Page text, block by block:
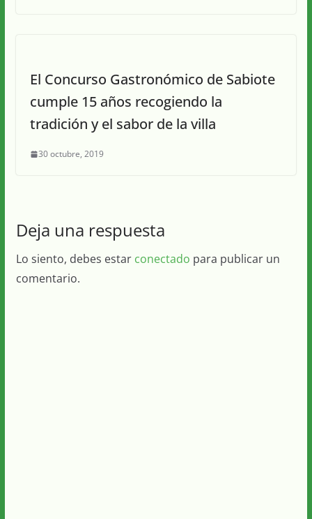
El Concurso Gastronómico de Sabiote
cumple 15 años recogiendo la
tradición y el sabor de la villa
30 octubre, 2019
Deja una respuesta
Lo siento, debes estar conectado para publicar un
comentario.